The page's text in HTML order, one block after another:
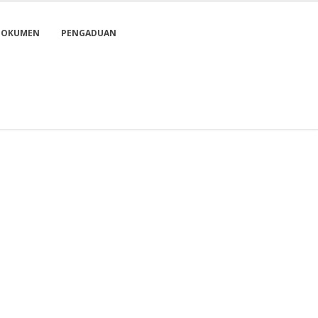
PENGADUAN